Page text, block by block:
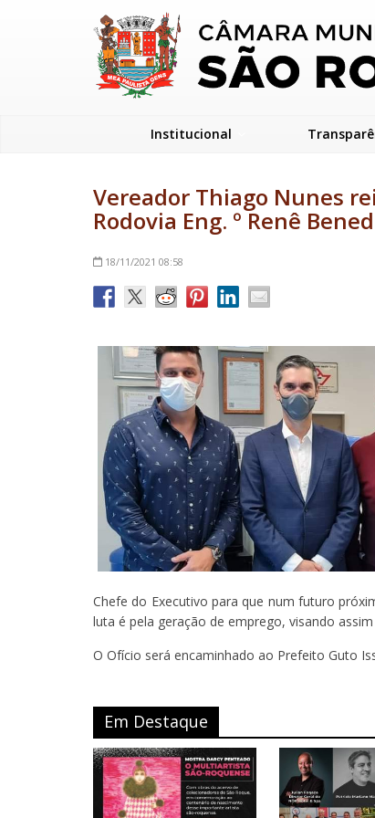
Institucional
Vereador Thiago Nunes
Rodovia Eng. º Renê
18/11/2021 08:58
Chefe do Executivo para que num futuro
luta é pela geração de emprego, visando
O Ofício será encaminhado ao Prefeito Guto
Em Destaque